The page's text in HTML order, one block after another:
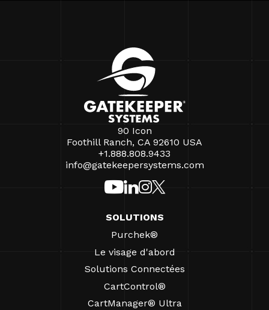
90 Icon
Foothill Ranch, CA 92610 USA
+1.888.808.9433
info@gatekeepersystems.com
SOLUTIONS
Purchek®
Le visage d'abord
Solutions Connectées
CartControl®
CartManager® Ultra